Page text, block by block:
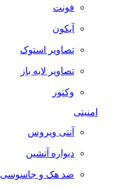
فونت
آیکون
تصاویر استوک
تصاویر لایه باز
وکتور
امنیتی
آنتی ویروس
دیواره آتشین
ضد هک و جاسوسی